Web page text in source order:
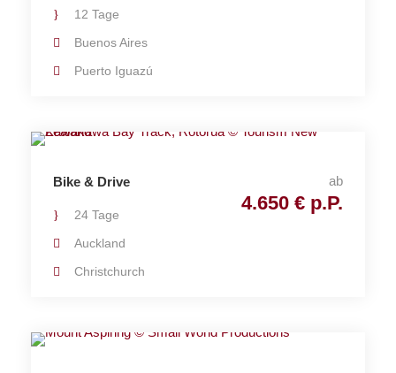
12 Tage
Buenos Aires
Puerto Iguazú
Bike & Drive ab
4.650 € p.P.
24 Tage
Auckland
Christchurch